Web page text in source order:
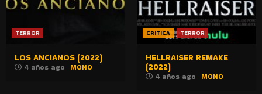
TERROR
LOS ANCIANOS (2022)
4 años ago MONO
CRITICA TERROR
HELLRAISER REMAKE
(2022)
4 años ago MONO